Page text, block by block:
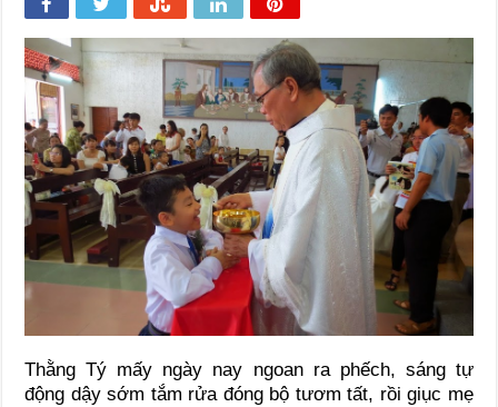
Thằng Tý mấy ngày nay ngoan ra phếch, sáng tự
động dậy sớm tắm rửa đóng bộ tươm tất, rồi giục mẹ